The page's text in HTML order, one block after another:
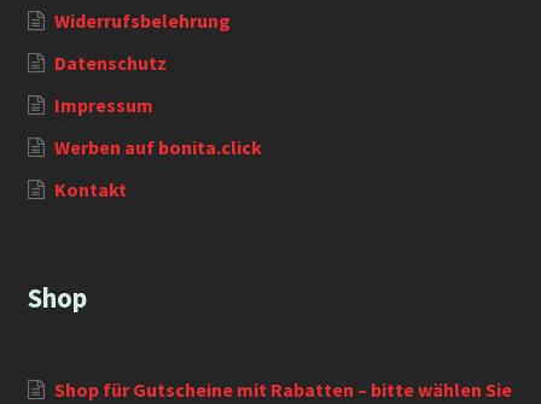
Widerrufsbelehrung
Datenschutz
Impressum
Werben auf bonita.click
Kontakt
Shop
Shop für Gutscheine mit Rabatten – bitte wählen Sie